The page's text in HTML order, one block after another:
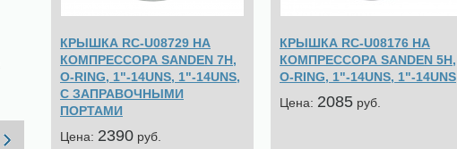
КРЫШКА RC-U08729 НА
КОМПРЕССОРА SANDEN 7H,
O-RING, 1"-14UNS, 1"-14UNS,
С ЗАПРАВОЧНЫМИ
ПОРТАМИ
Цена: 2390 pуб.
КРЫШКА RC-U08176 НА
КОМПРЕССОРА SANDEN 5H,
O-RING, 1"-14UNS, 1"-14UNS
Цена: 2085 pуб.